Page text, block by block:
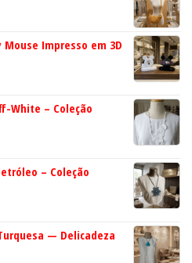
Impresso em 3D
White – Coleção
– Coleção
— Delicadeza